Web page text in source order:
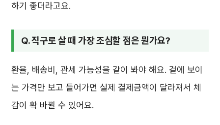
하기 좋더라고요.
Q. 직구로 살 때 가장 조심할 점은 뭔가요?
환율, 배송비, 관세 가능성을 같이 봐야 해요. 겉에 보이
는 가격만 보고 들어가면 실제 결제금액이 달라져서 체
감이 확 바뀔 수 있어요.